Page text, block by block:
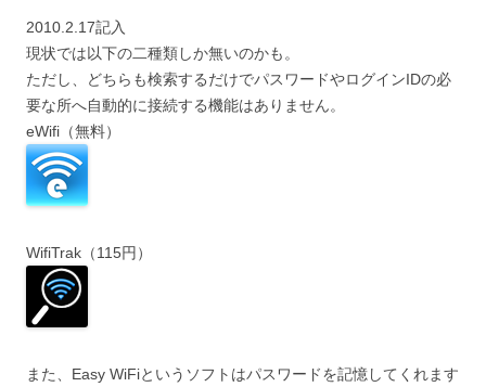
2010.2.17記入
現状では以下の二種類しか無いのかも。
ただし、どちらも検索するだけでパスワードやログインIDの必
要な所へ自動的に接続する機能はありません。
eWifi（無料）
WifiTrak（115円）
また、Easy WiFiというソフトはパスワードを記憶してくれます